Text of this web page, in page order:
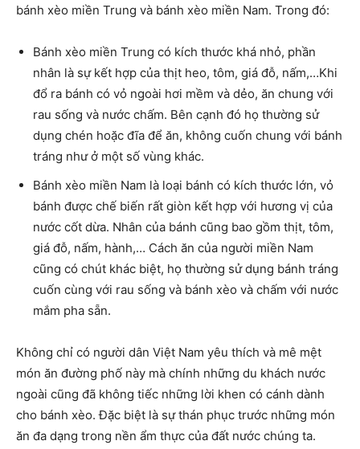
bánh xèo miền Trung và bánh xèo miền Nam. Trong đó:
Bánh xèo miền Trung có kích thước khá nhỏ, phần
nhân là sự kết hợp của thịt heo, tôm, giá đỗ, nấm,…Khi
đổ ra bánh có vỏ ngoài hơi mềm và dẻo, ăn chung với
rau sống và nước chấm. Bên cạnh đó họ thường sử
dụng chén hoặc đĩa để ăn, không cuốn chung với bánh
tráng như ở một số vùng khác.
Bánh xèo miền Nam là loại bánh có kích thước lớn, vỏ
bánh được chế biến rất giòn kết hợp với hương vị của
nước cốt dừa. Nhân của bánh cũng bao gồm thịt, tôm,
giá đỗ, nấm, hành,… Cách ăn của người miền Nam
cũng có chút khác biệt, họ thường sử dụng bánh tráng
cuốn cùng với rau sống và bánh xèo và chấm với nước
mắm pha sẵn.
Không chỉ có người dân Việt Nam yêu thích và mê mệt
món ăn đường phố này mà chính những du khách nước
ngoài cũng đã không tiếc những lời khen có cánh dành
cho bánh xèo. Đặc biệt là sự thán phục trước những món
ăn đa dạng trong nền ẩm thực của đất nước chúng ta.